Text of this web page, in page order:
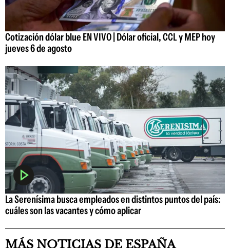
Cotización dólar blue EN VIVO | Dólar oficial, CCL y MEP hoy
jueves 6 de agosto
La Serenísima busca empleados en distintos puntos del país:
cuáles son las vacantes y cómo aplicar
MÁS NOTICIAS DE ESPAÑA